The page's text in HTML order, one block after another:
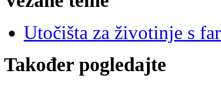
Utočišta za životinje s
Također pogledajte